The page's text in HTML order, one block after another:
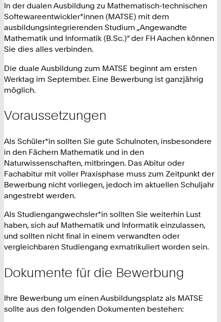
In der dualen Ausbildung zu Mathematisch-technischen
Softewareentwickler*innen (MATSE) mit dem
ausbildungsintegrierenden Studium „Angewandte
Mathematik und Informatik (B.Sc.)“ der FH Aachen können
Sie dies alles verbinden.
Die duale Ausbildung zum MATSE beginnt am ersten
Werktag im September. Eine Bewerbung ist ganzjährig
möglich.
Voraussetzungen
Als Schüler*in sollten Sie gute Schulnoten, insbesondere
in den Fächern Mathematik und in den
Naturwissenschaften, mitbringen. Das Abitur oder
Fachabitur mit voller Praxisphase muss zum Zeitpunkt der
Bewerbung nicht vorliegen, jedoch im aktuellen Schuljahr
angestrebt werden.
Als Studiengangwechsler*in sollten Sie weiterhin Lust
haben, sich auf Mathematik und Informatik einzulassen,
und sollten nicht final in einem verwandten oder
vergleichbaren Studiengang exmatrikuliert worden sein.
Dokumente für die Bewerbung
Ihre Bewerbung um einen Ausbildungsplatz als MATSE
sollte aus den folgenden Dokumenten bestehen: